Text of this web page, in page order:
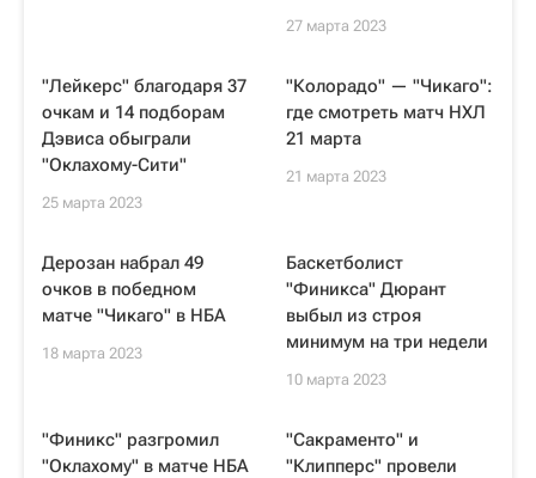
27 марта 2023
"Лейкерс" благодаря 37
очкам и 14 подборам
Дэвиса обыграли
"Оклахому-Сити"
25 марта 2023
"Колорадо" — "Чикаго":
где смотреть матч НХЛ
21 марта
21 марта 2023
Дерозан набрал 49
очков в победном
матче "Чикаго" в НБА
18 марта 2023
Баскетболист
"Финикса" Дюрант
выбыл из строя
минимум на три недели
10 марта 2023
"Финикс" разгромил
"Оклахому" в матче НБА
"Сакраменто" и
"Клипперс" провели